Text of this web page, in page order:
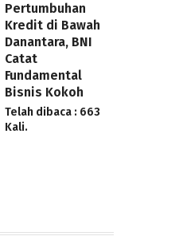
Pertumbuhan
Kredit di Bawah
Danantara, BNI
Catat
Fundamental
Bisnis Kokoh
Telah dibaca : 663
Kali.